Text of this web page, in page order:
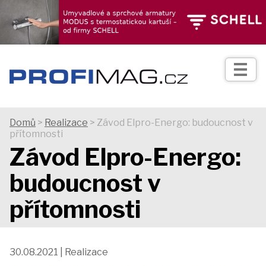
TIPY
Praxe
Fotogalerie
Produkty
Prodejní
Domů > Realizace > Závod Elpro-Energo: budoucnost v
přítomnosti
Závod Elpro-Energo:
budoucnost v
přítomnosti
30.08.2021 | Realizace